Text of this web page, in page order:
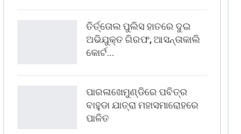
ତିର୍ତ୍ତୋଲ ପୁଲିସ ହାତରେ ଦୁଇ
ଅଭିଯୁକ୍ତ ଗିରଫ, ଆସନ୍ତାକାଲି
କୋର୍ଟ…
ପାରଳାଖେମୁଣ୍ଡିରେ ପବିତ୍ର
ବାହୁଡା ଯାତ୍ରା ମହାସମାରୋହରେ
ପାଳିତ